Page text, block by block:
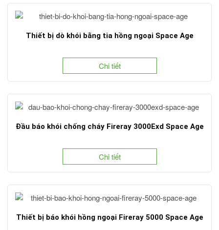
Thiết bị dò khói bằng tia hồng ngoại Space Age
Chi tiết
Đầu báo khói chống cháy Fireray 3000Exd Space Age
Chi tiết
Thiết bị báo khói hồng ngoại Fireray 5000 Space Age